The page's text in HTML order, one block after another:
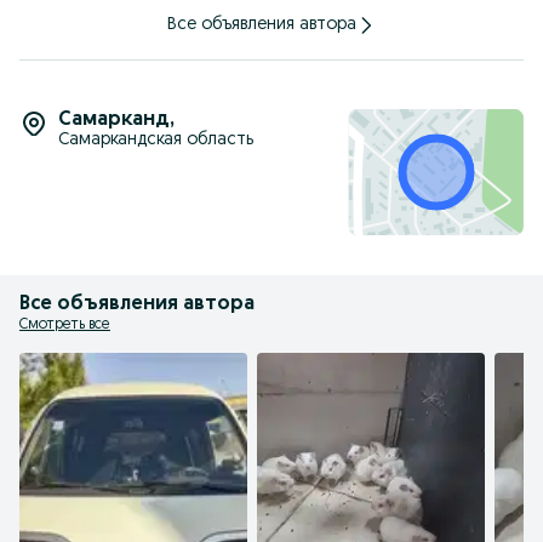
Все объявления автора
Самарканд,
Самаркандская область
Все объявления автора
Смотреть все